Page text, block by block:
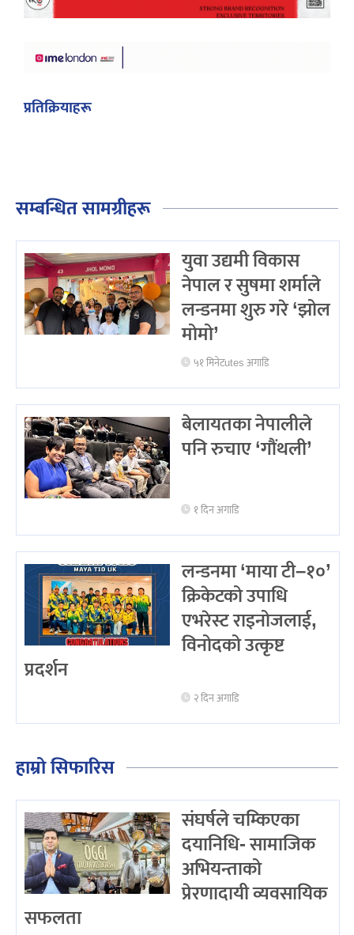
प्रतिक्रियाहरू
सम्बन्धित सामग्रीहरू
युवा उद्यमी विकास
नेपाल र सुषमा शर्माले
लन्डनमा शुरु गरे ‘झोल
मोमो’
५१ मिनेटutes अगाडि
बेलायतका नेपालीले
पनि रुचाए ‘गौंथली’
१ दिन अगाडि
लन्डनमा ‘माया टी–१०’
क्रिकेटको उपाधि
एभरेस्ट राइनोजलाई,
विनोदको उत्कृष्ट
प्रदर्शन
२ दिन अगाडि
हाम्रो सिफारिस
संघर्षले चम्किएका
दयानिधि- सामाजिक
अभियन्ताको
प्रेरणादायी व्यवसायिक
सफलता